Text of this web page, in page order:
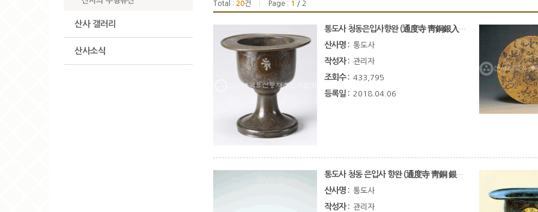
산사 갤러리
산사소식
Total : 20건 Page : 1 / 2
통도사 청동은입사향완 (通度寺 靑銅銀入絲香垸)
산사명 : 통도사
작성자 : 관리자
조회수 : 433,795
등록일 : 2018.04.06
통도사 청동 은입사 향완 (通度寺 靑銅 銀入絲 香垸)
산사명 : 통도사
작성자 : 관리자